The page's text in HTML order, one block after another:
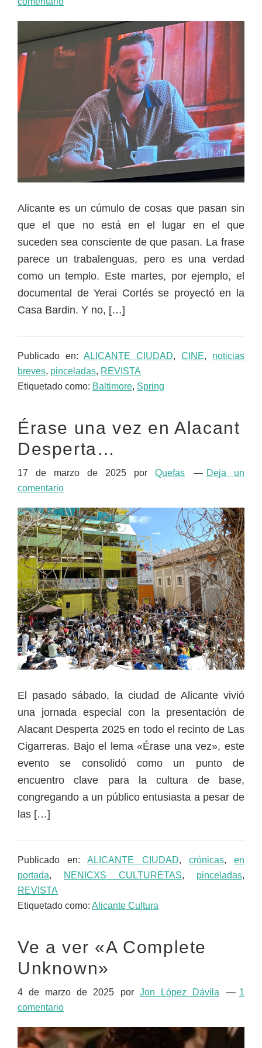
Alicante es un cúmulo de cosas que pasan sin
que el que no está en el lugar en el que
suceden sea consciente de que pasan. La frase
parece un trabalenguas, pero es una verdad
como un templo. Este martes, por ejemplo, el
documental de Yerai Cortés se proyectó en la
Casa Bardin. Y no, […]
Publicado en: ALICANTE CIUDAD, CINE, noticias
breves, pinceladas, REVISTA
Etiquetado como: Baltimore, Spring
Érase una vez en Alacant
Desperta…
17 de marzo de 2025 por Quefas
Deja un
comentario
El pasado sábado, la ciudad de Alicante vivió
una jornada especial con la presentación de
Alacant Desperta 2025 en todo el recinto de Las
Cigarreras. Bajo el lema «Érase una vez», este
evento se consolidó como un punto de
encuentro clave para la cultura de base,
congregando a un público entusiasta a pesar de
las […]
Publicado en:ALICANTE CIUDAD, crónicas,en
portada, NENICXS CULTURETAS, pinceladas,
REVISTA
Etiquetado como: Alicante Cultura
Ve a ver «A Complete
Unknown»
4 de marzo de 2025 por Jon López Dávila
1
comentario